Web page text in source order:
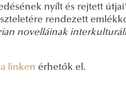
nyílt és rejtett
rendezett
novelláinak
linken érhetők el.